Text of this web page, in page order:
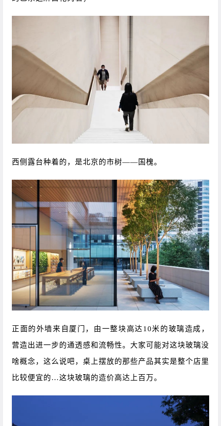
西侧露台种着的，是北京的市树——国槐。
正面的外墙来自厦门，由一整块高达10米的玻璃造成，
营造出进一步的通透感和流畅性。大家可能对这块玻璃没
啥概念，这么说吧，桌上摆放的那些产品其实是整个店里
比较便宜的…这块玻璃的造价高达上百万。